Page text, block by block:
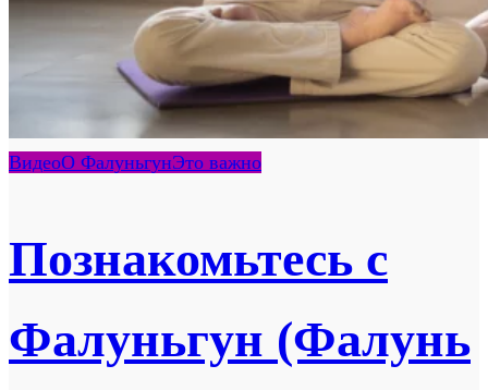
ВидеоО ФалуньгунЭто важно
Познакомьтесь с
Фалуньгун (Фалунь